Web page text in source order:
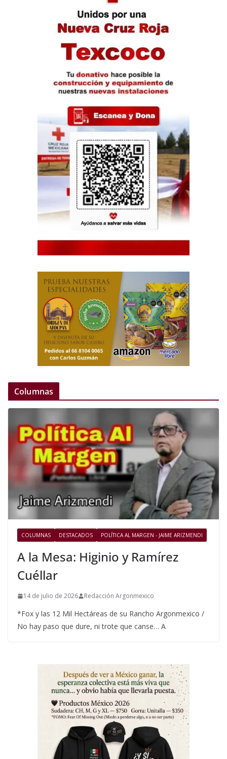
Columnas
COLUMNAS DESTACADOS POLÍTICA AL MARGEN - JAIME ARIZMENDI
A la Mesa: Higinio y Ramírez
Cuéllar
14 de julio de 2026 Redacción Argonmexico
*Fox y las 12 Mil Hectáreas de su Rancho Argonmexico /
No hay paso que dure, ni trote que canse… A